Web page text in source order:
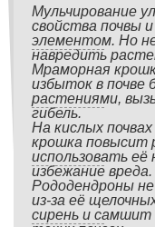
Мульчирование
свойства почвы
элементом. Но
навредить
Мраморная
избыток в почве
растениями,
гибель.
На кислых
крошка повысит
использовать её
избежание вреда.
Рододендроны
из-за её
сирень и самшит